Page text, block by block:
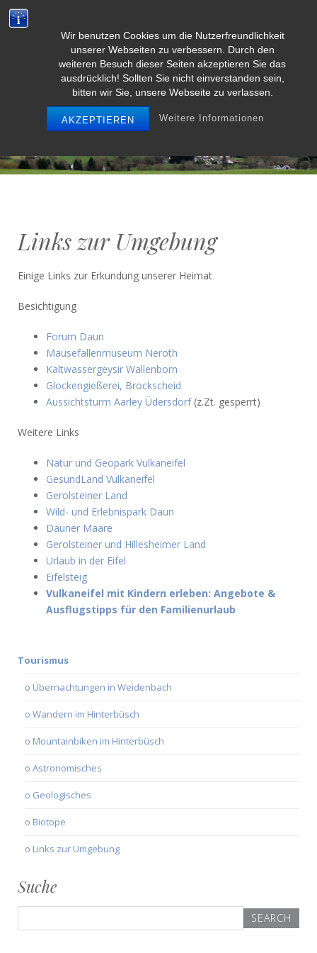
Wir benutzen Cookies um die Nutzerfreundlichkeit
unserer Webseiten zu verbessern. Durch den
weiteren Besuch dieser Seiten akzeptieren Sie das
ausdrücklich! Sollten Sie nicht einverstanden sein,
bitten wir Sie, unsere Webseite zu verlassen.
AKZEPTIEREN Weitere Informationen
Weidenbach/Eifel
MENU
Links zur Umgebung
Einige Links zur Erkundung unserer Heimat
Besichtigung
Forum Daun
Mausefallenmuseum Neroth
Kaltwassergeysir Wallenborn
Glockengießerei, Brockscheid
Aussichtsturm Aarley Üdersdorf(z.Zt. gesperrt)
Weitere Links
Natur und Geopark Vulkaneifel
GesundLand Vulkaneifel
Gerolsteiner Land
Wild- und Erlebnispark Daun
Dauner Maare
Gerolsteiner und Hillesheimer Land
Urlaub in der Eifel
Eifelsteig
Vulkaneifel mit Kindern erleben: Angebote &
Ausflugstipps für den Familienurlaub
Tourismus
o Übernachtungen in Weidenbach
o Wandern im Hinterbüsch
o Mountainbiken im Hinterbüsch
o Astronomisches
o Geologisches
o Biotope
o Links zur Umgebung
Suche
for: